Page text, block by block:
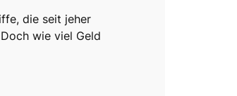
die seit jeher
wie viel Geld